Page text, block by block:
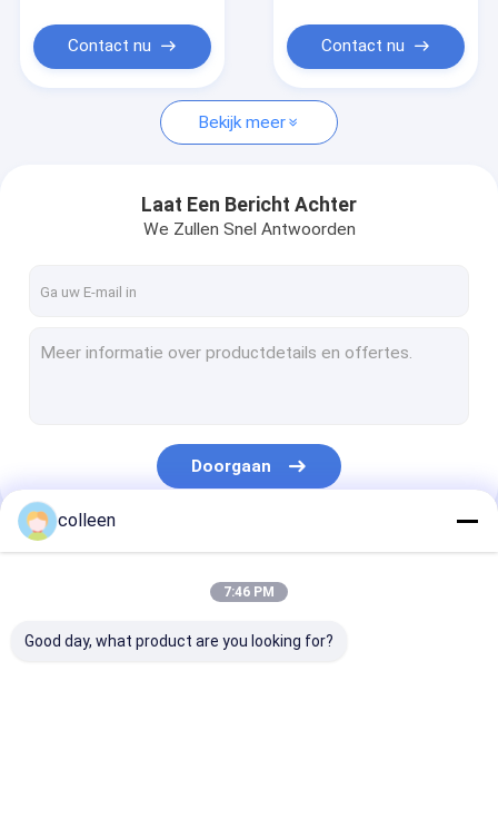
Neem contact met ons op
ADSS-Vezel Optische Kabel
ondergrondse vezel optische kabel
Figuur 8 Vezel Optische Kabel
opgw vezel optische kabel
Contact nu Contact nu
Bekijk meer
Laat Een Bericht Achter
We Zullen Snel Antwoorden
Doorgaan
Onze Categorieën
colleen
7:46 PM
Good day, what product are you looking for?